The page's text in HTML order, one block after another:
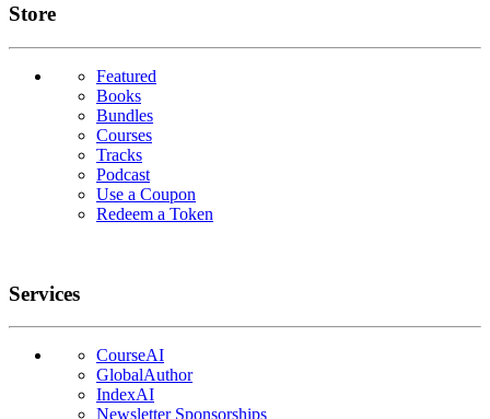
Links
Store
Featured
Books
Bundles
Courses
Tracks
Podcast
Use a Coupon
Redeem a Token
Services
CourseAI
GlobalAuthor
IndexAI
Newsletter Sponsorships